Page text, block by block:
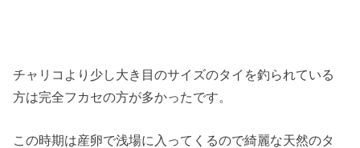
チャリコより少し大き目のサイズのタイを釣られている
方は完全フカセの方が多かったです。
この時期は産卵で浅場に入ってくるので綺麗な天然のタ